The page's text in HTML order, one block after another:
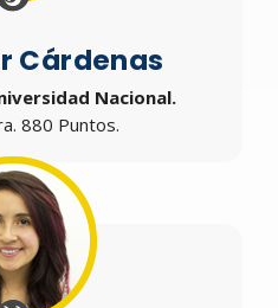
Cárdenas
Nacional.
880 Puntos.